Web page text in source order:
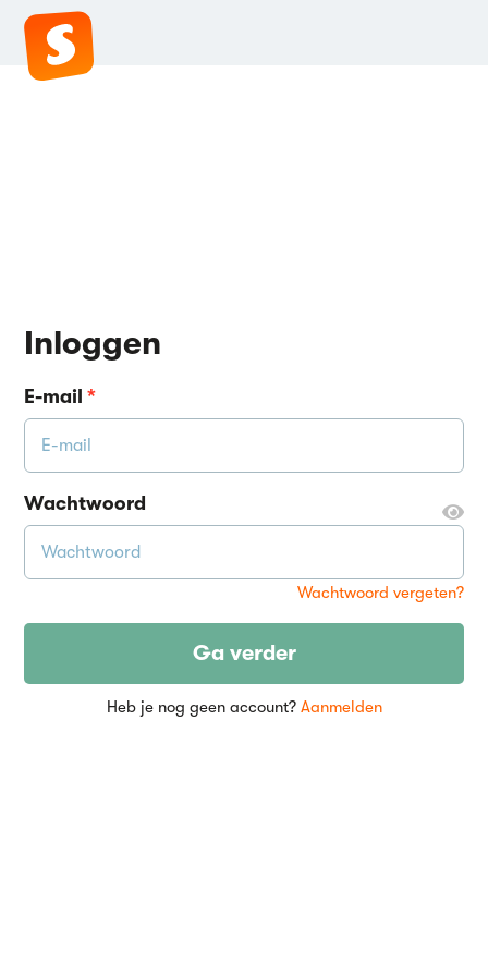
Inloggen
E-mail*
Wachtwoord
Wachtwoord vergeten?
Ga verder
Heb je nog geen account? Aanmelden